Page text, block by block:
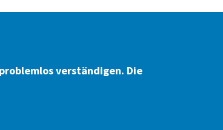
verständigen. Die